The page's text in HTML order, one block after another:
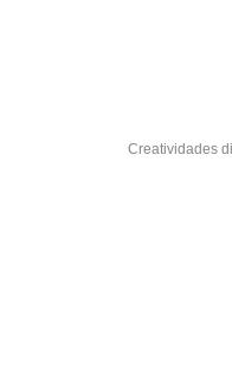
Creatividades